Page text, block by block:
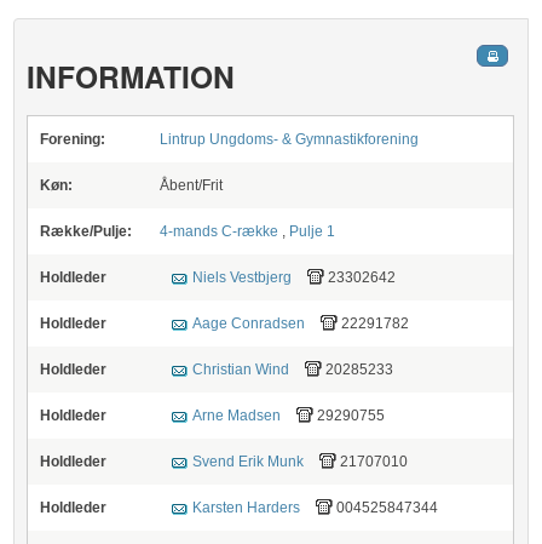
INFORMATION
Forening: Lintrup Ungdoms- & Gymnastikforening
Køn: Åbent/Frit
Række/Pulje: 4-mands C-række , Pulje 1
Holdleder Niels Vestbjerg 23302642
Holdleder Aage Conradsen 22291782
Holdleder Christian Wind 20285233
Holdleder Arne Madsen 29290755
Holdleder Svend Erik Munk 21707010
Holdleder Karsten Harders 004525847344